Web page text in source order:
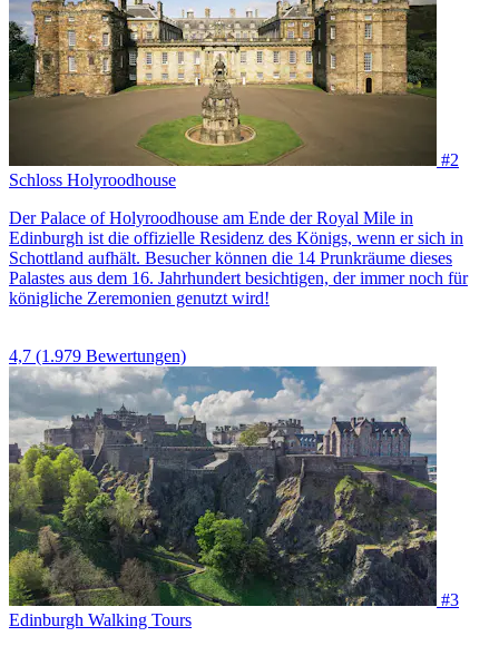
#2
Schloss Holyroodhouse
Der Palace of Holyroodhouse am Ende der Royal Mile in
Edinburgh ist die offizielle Residenz des Königs, wenn er sich in
Schottland aufhält. Besucher können die 14 Prunkräume dieses
Palastes aus dem 16. Jahrhundert besichtigen, der immer noch für
königliche Zeremonien genutzt wird!
4,7 (1.979 Bewertungen)
#3
Edinburgh Walking Tours